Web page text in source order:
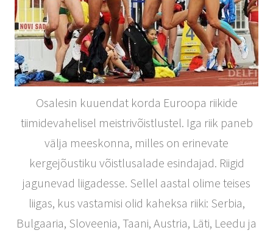
Osalesin kuuendat korda Euroopa riikide
tiimidevahelisel meistrivõistlustel. Iga riik paneb
välja meeskonna, milles on erinevate
kergejõustiku võistlusalade esindajad. Riigid
jagunevad liigadesse. Sellel aastal olime teises
liigas, kus vastamisi olid kaheksa riiki: Serbia,
Bulgaaria, Sloveenia, Taani, Austria, Läti, Leedu ja